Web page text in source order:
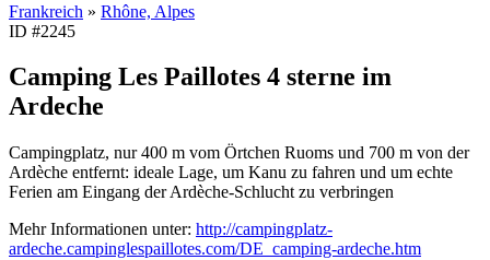
Frankreich » Rhône, Alpes
ID #2245
Camping Les Paillotes 4 sterne im
Ardeche
Campingplatz, nur 400 m vom Örtchen Ruoms und 700 m von der
Ardèche entfernt: ideale Lage, um Kanu zu fahren und um echte
Ferien am Eingang der Ardèche-Schlucht zu verbringen
Mehr Informationen unter: http://campingplatz-
ardeche.campinglespaillotes.com/DE_camping-ardeche.htm